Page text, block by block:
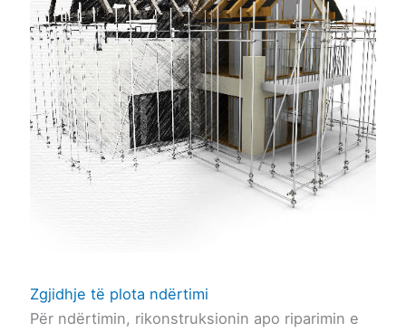
Zgjidhje të plota ndërtimi
Për ndërtimin, rikonstruksionin apo riparimin e